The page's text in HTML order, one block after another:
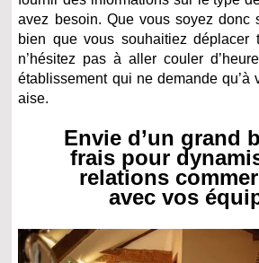
avez besoin. Que vous soyez donc
bien que vous souhaitiez déplacer
n’hésitez pas à aller couler
établissement qui ne demande qu’à
aise.
Envie d’un grand
frais pour
relations
avec vos